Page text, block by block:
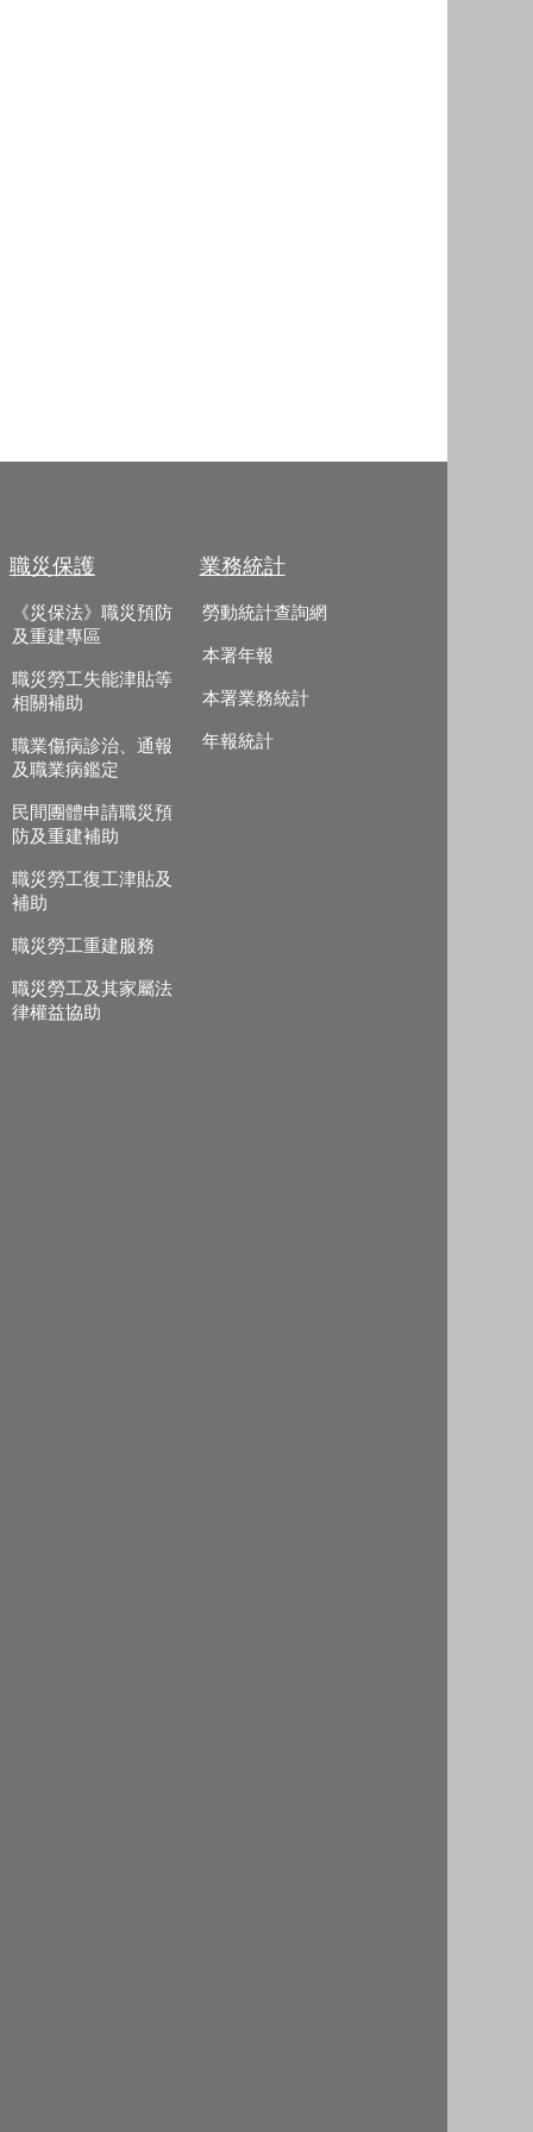
職災保護
《災保法》職災預防
及重建專區
職災勞工失能津貼等
相關補助
職業傷病診治、通報
及職業病鑑定
民間團體申請職災預
防及重建補助
職災勞工復工津貼及
補助
職災勞工重建服務
職災勞工及其家屬法
律權益協助
業務統計
勞動統計查詢網
本署年報
本署業務統計
年報統計